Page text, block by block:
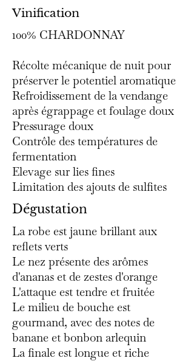
Vinification
100% CHARDONNAY
Récolte mécanique de nuit pour
préserver le potentiel aromatique
Refroidissement de la vendange
après égrappage et foulage doux
Pressurage doux
Contrôle des températures de
fermentation
Elevage sur lies fines
Limitation des ajouts de sulfites
Dégustation
La robe est jaune brillant aux
reflets verts
Le nez présente des arômes
d'ananas et de zestes d'orange
L'attaque est tendre et fruitée
Le milieu de bouche est
gourmand, avec des notes de
banane et bonbon arlequin
La finale est longue et riche